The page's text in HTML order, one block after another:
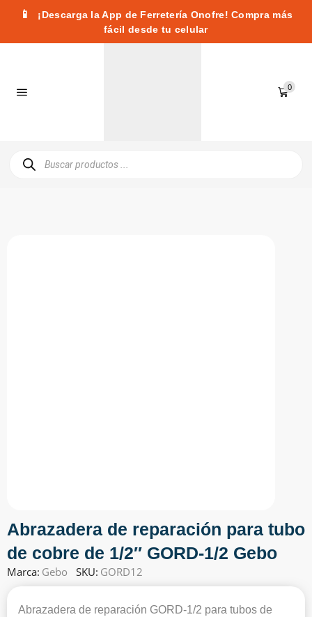
📱
¡Descarga la App de Ferretería Onofre! Compra más
fácil desde tu celular
0
Abrazadera de reparación para tubo
de cobre de 1/2″ GORD-1/2 Gebo
Marca: Gebo SKU: GORD12
Abrazadera de reparación GORD-1/2 para tubos de